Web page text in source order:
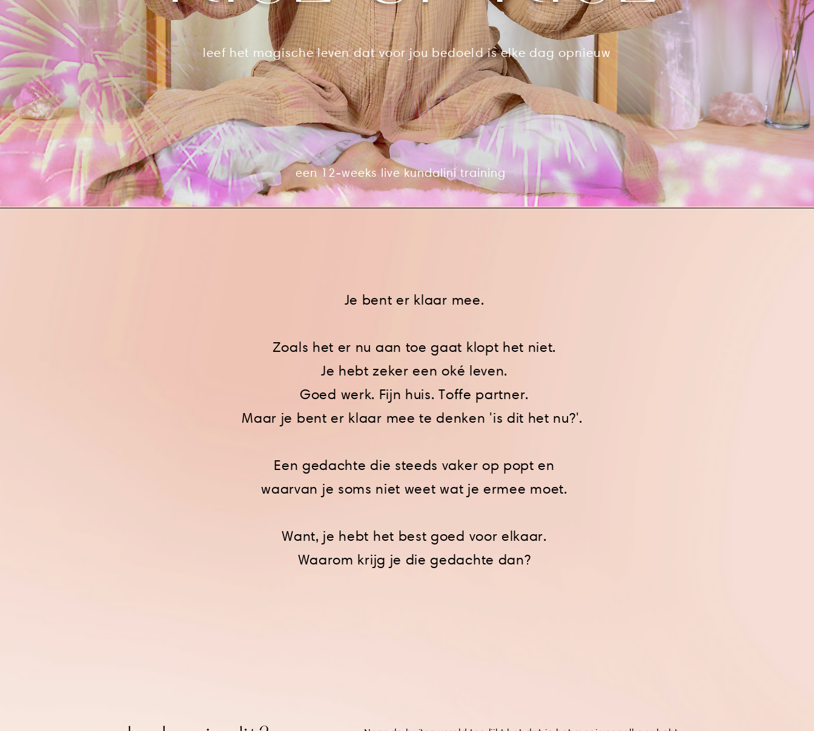
leef het magische leven dat voor jou bedoeld is elke dag opnieuw
een 12-weeks live kundalini training
Je bent er klaar mee.
Zoals het er nu aan toe gaat klopt het niet.
Je hebt zeker een oké leven.
Goed werk. Fijn huis. Toffe partner.
Maar je bent er klaar mee tedenken 'is dit het nu?'.
Een gedachte die steeds vaker op popt en
waarvan je soms niet weet wat je ermee moet.
Want, je hebt het best goed voor elkaar.
Waarom krijg je die gedachte dan?